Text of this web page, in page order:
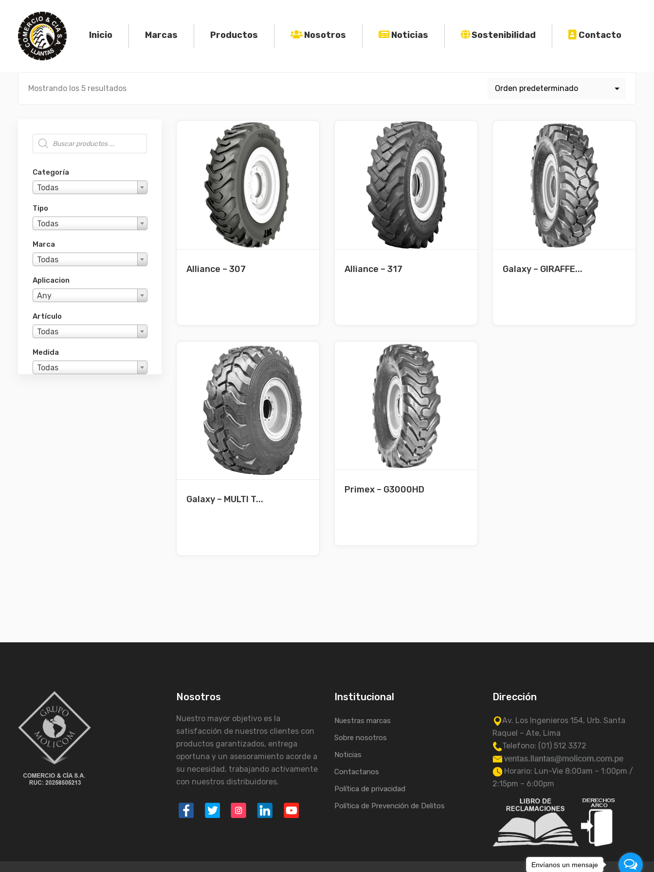
content
Inicio Marcas Productos Nosotros Noticias Sostenibilidad Contacto
Mostrando los 5 resultados
Búsqueda de productos
Categoría
Todas
Tipo
Todas
Marca
Todas
Aplicacion
Any
Artículo
Todas
Medida
Todas
Alliance – 307 Alliance – 317 Galaxy – GIRAFFE...
Galaxy – MULTI T...
Primex – G3000HD
Nosotros
Nuestro mayor objetivo es la
satisfacción de nuestros clientes con
productos garantizados, entrega
oportuna y un asesoramiento acorde a
su necesidad, trabajando activamente
con nuestros distribuidores.
Institucional
Nuestras marcas
Sobre nosotros
Noticias
Contactanos
Política de privacidad
Política de Prevención de Delitos
Dirección
Av. Los Ingenieros 154, Urb. Santa
Raquel – Ate, Lima
Telefono: (01) 512 3372
Horario: Lun-Vie 8:00am – 1:00pm /
2:15pm – 6:00pm
Envíanos un mensaje